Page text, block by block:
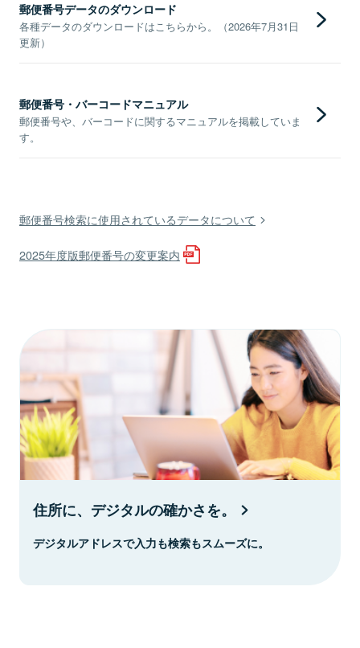
郵便番号データのダウンロード
各種データのダウンロードはこちらから。（2026年7月31日
更新）
郵便番号・バーコードマニュアル
郵便番号や、バーコードに関するマニュアルを掲載していま
す。
郵便番号検索に使用されているデータについて
2025年度版郵便番号の変更案内
住所に、デジタルの確かさを。
デジタルアドレスで入力も検索もスムーズに。